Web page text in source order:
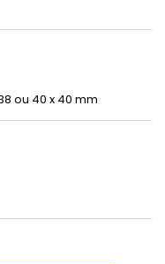
ou 40 x 40 mm